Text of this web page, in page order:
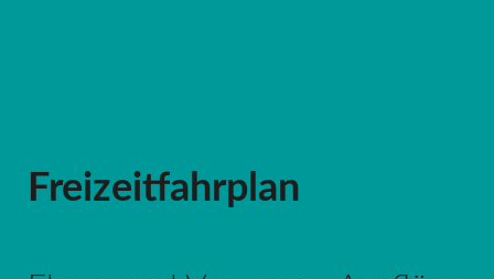
Freizeitfahrplan